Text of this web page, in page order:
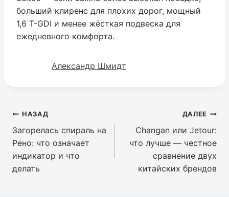
больший клиренс для плохих дорог, мощный
1,6 T-GDI и менее жёсткая подвеска для
ежедневного комфорта.
Александр Шмидт
Навигация
по
записям
НАЗАД
Загорелась спираль на
Рено: что означает
индикатор и что
делать
ДАЛЕЕ
Changan или Jetour:
что лучше — честное
сравнение двух
китайских брендов